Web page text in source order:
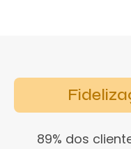
89% dos